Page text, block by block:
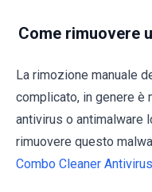
Come rimuovere
La rimozione manuale
complicato, in genere è
antivirus o antimalware
rimuovere questo
Combo Cleaner